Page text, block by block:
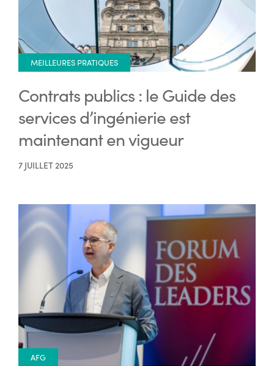
MEILLEURES PRATIQUES
Contrats publics : le Guide des
services d’ingénierie est
maintenant en vigueur
7 JUILLET 2025
AFG